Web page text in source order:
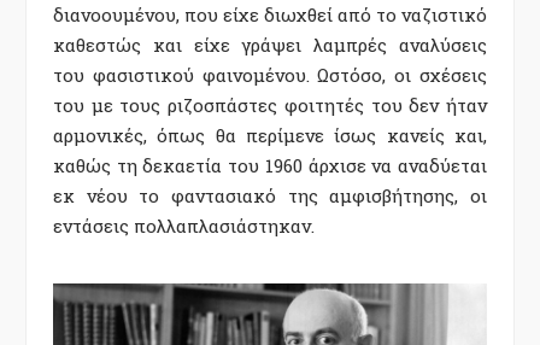
διανοουμένου, που είχε διωχθεί από το ναζιστικό
καθεστώς και είχε γράψει λαμπρές αναλύσεις
του φασιστικού φαινομένου. Ωστόσο, οι σχέσεις
του με τους ριζοσπάστες φοιτητές του δεν ήταν
αρμονικές, όπως θα περίμενε ίσως κανείς και,
καθώς τη δεκαετία του 1960 άρχισε να αναδύεται
εκ νέου το φαντασιακό της αμφισβήτησης, οι
εντάσεις πολλαπλασιάστηκαν.